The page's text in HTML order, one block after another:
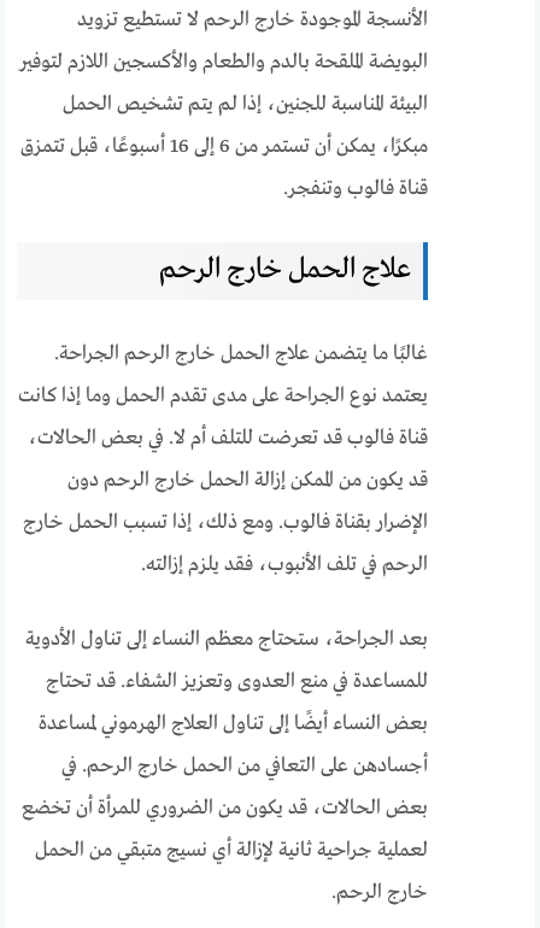
الأنسجة الموجودة خارج الرحم لا تستطيع تزويد
البويضة الملقحة بالدم والطعام والأكسجين اللازم لتوفير
البيئة المناسبة للجنين، إذا لم يتم تشخيص الحمل
مبكرًا، يمكن أن تستمر من 6 إلى 16 أسبوعًا، قبل تتمزق
قناة فالوب وتنفجر.
علاج الحمل خارج الرحم
غالبًا ما يتضمن علاج الحمل خارج الرحم الجراحة.
يعتمد نوع الجراحة على مدى تقدم الحمل وما إذا كانت
قناة فالوب قد تعرضت للتلف أم لا. في بعض الحالات،
قد يكون من الممكن إزالة الحمل خارج الرحم دون
الإضرار بقناة فالوب. ومع ذلك، إذا تسبب الحمل خارج
الرحم في تلف الأنبوب، فقد يلزم إزالته.
بعد الجراحة، ستحتاج معظم النساء إلى تناول الأدوية
للمساعدة في منع العدوى وتعزيز الشفاء. قد تحتاج
بعض النساء أيضًا إلى تناول العلاج الهرموني لمساعدة
أجسادهن على التعافي من الحمل خارج الرحم. في
بعض الحالات، قد يكون من الضروري للمرأة أن تخضع
لعملية جراحية ثانية لإزالة أي نسيج متبقي من الحمل
خارج الرحم.